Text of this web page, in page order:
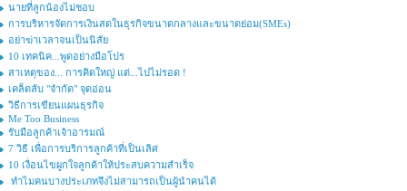
นายที่ลูกน้องไม่ชอบ
การบริหารจัดการเงินสดในธุรกิจขนาดกลางและขนาดย่อม(SMEs)
อย่าฆ่าเวลาจนเป็นนิสัย
10 เทคนิค...พูดอย่างมือโปร
สาเหตุของ... การคิดใหญ่ แต่...ไปไม่รอด !
เคล็ดลับ "จำกัด" จุดอ่อน
วิธีการเขียนแผนธุรกิจ
Me Too Business
รับมือลูกค้าเจ้าอารมณ์
7 วิธี เพื่อการบริการลูกค้าที่เป็นเลิศ
10 เงื่อนไขผูกใจลูกค้าให้ประสบความสำเร็จ
ทำไมคนบางประเภทจึงไม่สามารถเป็นผู้นำคนได้